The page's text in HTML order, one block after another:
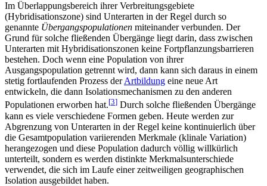
Im Überlappungsbereich ihrer Verbreitungsgebiete
(Hybridisationszone) sind Unterarten in der Regel durch so
genannte Übergangspopulationen miteinander verbunden. Der
Grund für solche fließenden Übergänge liegt darin, dass zwischen
Unterarten mit Hybridisationszonen keine Fortpflanzungsbarrieren
bestehen. Doch wenn eine Population von ihrer
Ausgangspopulation getrennt wird, dann kann sich daraus in einem
stetig fortlaufenden Prozess derArtbildung eine neue Art
entwickeln, die dann Isolationsmechanismen zu den anderen
Populationen erworben hat.[3] Durch solche fließenden Übergänge
kann es viele verschiedene Formen geben. Heute werden zur
Abgrenzung von Unterarten in der Regel keine kontinuierlich über
die Gesamtpopulation variierenden Merkmale (klinale Variation)
herangezogen und diese Population dadurch völlig willkürlich
unterteilt, sondern es werden distinkte Merkmalsunterschiede
verwendet, die sich im Laufe einer zeitweiligen geographischen
Isolation ausgebildet haben.